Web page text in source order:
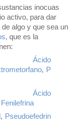
inocuas
activo, para dar
algo y que sea un
, que es la
Ácido
, P
Ácido
Fenilefrina
, Pseudoefedrin